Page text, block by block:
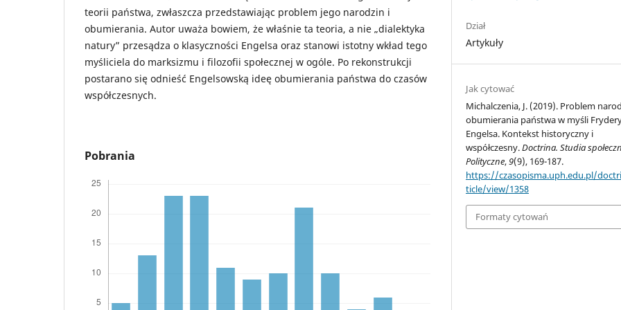
teorii państwa, zwłaszcza przedstawiając problem jego narodzin i
obumierania. Autor uważa bowiem, że właśnie ta teoria, a nie „dialektyka
natury” przesądza o klasyczności Engelsa oraz stanowi istotny wkład tego
myśliciela do marksizmu i filozofii społecznej w ogóle. Po rekonstrukcji
postarano się odnieść Engelsowską ideę obumierania państwa do czasów
współczesnych.
Pobrania
Dział
Artykuły
Jak cytować
Michalczenia, J. (2019). Problem
obumierania państwa w myśli
Engelsa. Kontekst historyczny i
współczesny.Doctrina. Studia
Polityczne,9(9), 169-187.
https://czasopisma.uph.edu.pl/
ticle/view/1358
Formaty cytowań